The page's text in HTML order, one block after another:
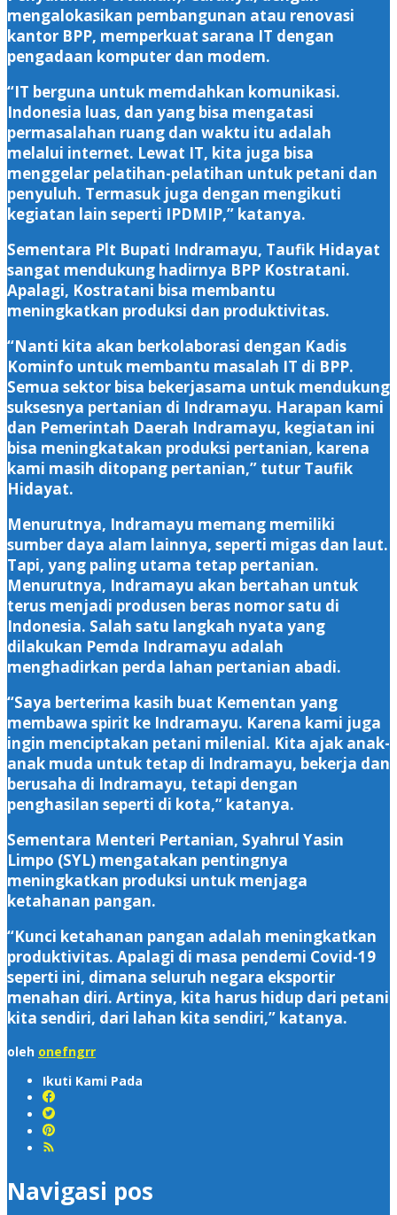
mengalokasikan pembangunan atau renovasi
kantor BPP, memperkuat sarana IT dengan
pengadaan komputer dan modem.
“IT berguna untuk memdahkan komunikasi.
Indonesia luas, dan yang bisa mengatasi
permasalahan ruang dan waktu itu adalah
melalui internet. Lewat IT, kita juga bisa
menggelar pelatihan-pelatihan untuk petani dan
penyuluh. Termasuk juga dengan mengikuti
kegiatan lain seperti IPDMIP,” katanya.
Sementara Plt Bupati Indramayu, Taufik Hidayat
sangat mendukung hadirnya BPP Kostratani.
Apalagi, Kostratani bisa membantu
meningkatkan produksi dan produktivitas.
“Nanti kita akan berkolaborasi dengan Kadis
Kominfo untuk membantu masalah IT di BPP.
Semua sektor bisa bekerjasama untuk mendukung
suksesnya pertanian di Indramayu. Harapan kami
dan Pemerintah Daerah Indramayu, kegiatan ini
bisa meningkatakan produksi pertanian, karena
kami masih ditopang pertanian,” tutur Taufik
Hidayat.
Menurutnya, Indramayu memang memiliki
sumber daya alam lainnya, seperti migas dan laut.
Tapi, yang paling utama tetap pertanian.
Menurutnya, Indramayu akan bertahan untuk
terus menjadi produsen beras nomor satu di
Indonesia. Salah satu langkah nyata yang
dilakukan Pemda Indramayu adalah
menghadirkan perda lahan pertanian abadi.
“Saya berterima kasih buat Kementan yang
membawa spirit ke Indramayu. Karena kami juga
ingin menciptakan petani milenial. Kita ajak anak-
anak muda untuk tetap di Indramayu, bekerja dan
berusaha di Indramayu, tetapi dengan
penghasilan seperti di kota,” katanya.
Sementara Menteri Pertanian, Syahrul Yasin
Limpo (SYL) mengatakan pentingnya
meningkatkan produksi untuk menjaga
ketahanan pangan.
“Kunci ketahanan pangan adalah meningkatkan
produktivitas. Apalagi di masa pendemi Covid-19
seperti ini, dimana seluruh negara eksportir
menahan diri. Artinya, kita harus hidup dari petani
kita sendiri, dari lahan kita sendiri,” katanya.
oleh onefngrr
Ikuti Kami Pada
Navigasi pos